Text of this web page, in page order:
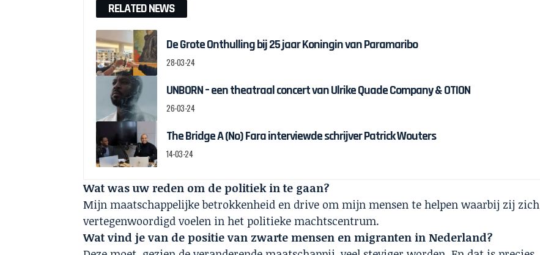
RELATED NEWS
De Grote Onthulling bij 25 jaar Koningin van Paramaribo
28-03-24
UNBORN – een theatraal concert van Ulrike Quade Company & OTION
26-03-24
The Bridge A (No) Fara interviewde schrijver Patrick Wouters
14-03-24
Wat was uw reden om de politiek in te gaan?
Mijn maatschappelijke betrokkenheid en drive om mijn mensen te helpen waarbij zij zich
vertegenwoordigd voelen in het politieke machtscentrum.
Wat vind je van de positie van zwarte mensen en migranten in Nederland?